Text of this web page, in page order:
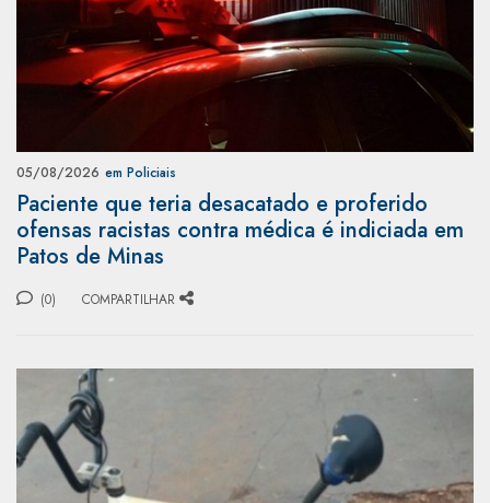
05/08/2026 em Policiais
Paciente que teria desacatado e proferido
ofensas racistas contra médica é indiciada em
Patos de Minas
(0) COMPARTILHAR